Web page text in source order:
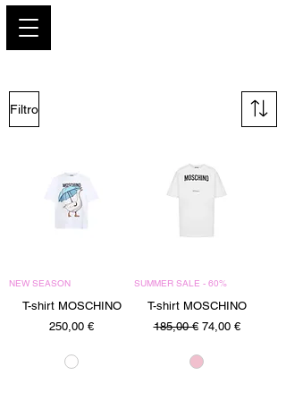
Filtro
NEW SEASON
T-shirt MOSCHINO
Precio
250,00 €
SUMMER SALE - 60%
T-shirt MOSCHINO
Precio
185,00 € Precio de oferta
74,00 €